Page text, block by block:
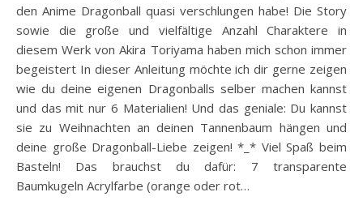
den Anime Dragonball quasi verschlungen habe! Die Story
sowie die große und vielfältige Anzahl Charaktere in
diesem Werk von Akira Toriyama haben mich schon immer
begeistert In dieser Anleitung möchte ich dir gerne zeigen
wie du deine eigenen Dragonballs selber machen kannst
und das mit nur 6 Materialien! Und das geniale: Du kannst
sie zu Weihnachten an deinen Tannenbaum hängen und
deine große Dragonball-Liebe zeigen! *_* Viel Spaß beim
Basteln! Das brauchst du dafür: 7 transparente
Baumkugeln Acrylfarbe (orange oder rot…